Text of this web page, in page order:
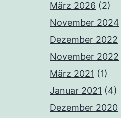
März 2026 (2)
November 2024
Dezember 2022
November 2022
März 2021 (1)
Januar 2021 (4)
Dezember 2020